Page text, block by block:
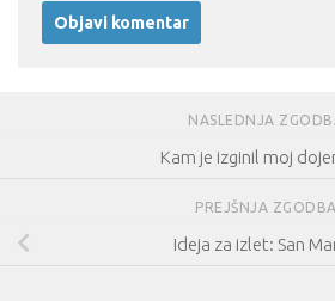
NASLEDNJA
Kam je izginil moj
PREJŠNJA ZGODBA
Ideja za izlet: San